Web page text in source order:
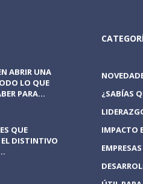
ABRIR UNA
LO QUE
PARA...
QUE
DISTINTIVO
¿SABÍAS
IMPACTO
EMPRESAS